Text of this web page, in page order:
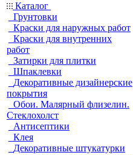
Каталог
Грунтовки
Краски для наружных работ
Краски для внутренних
работ
Затирки для плитки
Шпаклевки
Декоративные дизайнерские
покрытия
Обои. Малярный флизелин.
Стеклохолст
Антисептики
Клея
Декоративные штукатурки